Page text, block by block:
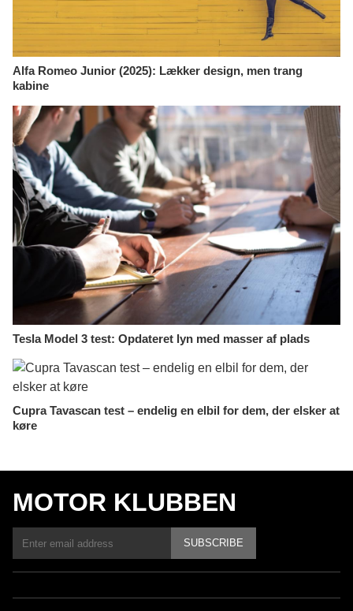
Alfa Romeo Junior (2025): Lækker design, men trang
kabine
Tesla Model 3 test: Opdateret lyn med masser af plads
Cupra Tavascan test – endelig en elbil for dem, der elsker at
køre
MOTOR KLUBBEN
SUBSCRIBE